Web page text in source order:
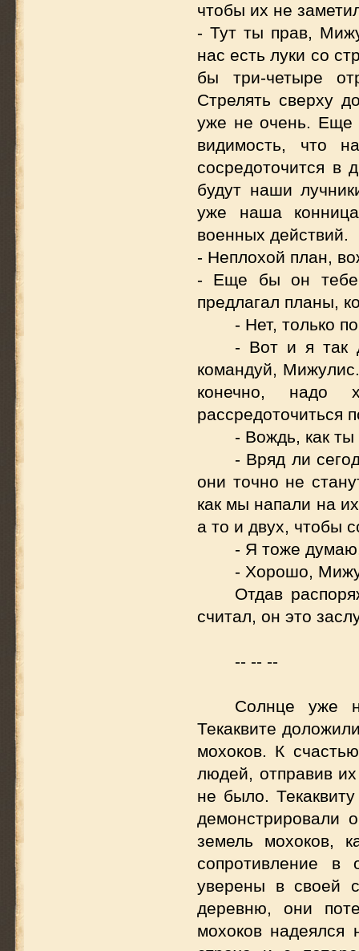
чтобы их не
- Тут ты прав,
нас есть луки со
бы три-четыре
Стрелять сверху
уже не очень. Еще
видимость, что
сосредоточится в
будут наши
уже наша
военных действий.
- Неплохой план,
- Еще бы он тебе
предлагал планы,
- Нет, только
- Вот и я так
командуй,
конечно, надо
рассредоточиться
- Вождь, как
- Вряд ли
они точно не
как мы напали на
а то и двух, чтобы
- Я тоже
- Хорошо,
Отдав
считал, он это
-- -- --
Солнце уже
Текаквите
мохоков. К
людей, отправив
не было.
демонстрировали
земель мохоков,
сопротивление в
уверены в своей
деревню, они
мохоков надеялся